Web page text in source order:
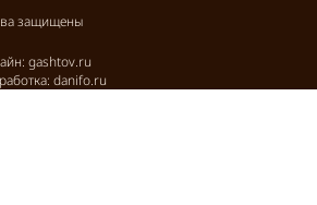
защищены
gashtov.ru
danifo.ru